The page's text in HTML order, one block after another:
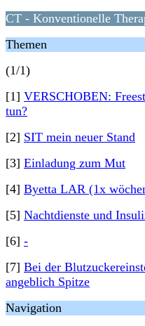
CT - Konventionelle
Themen
(1/1)
[1] VERSCHOBEN:
tun?
[2] SIT mein neuer Stand
[3] Einladung zum Mut
[4] Byetta LAR (1x
[5] Nachtdienste und
[6] -
[7] Bei der
angeblich Spitze
Navigation